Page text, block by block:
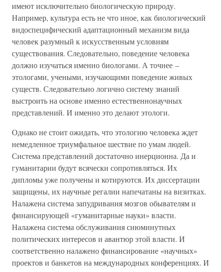
имеют исключительно биологическую природу.
Например, культура есть не что иное, как биологический
видоспецифический адаптационный механизм вида
человек разумный к искусственным условиям
существования. Следовательно, поведение человека
должно изучаться именно биологами. А точнее –
этологами, учеными, изучающими поведение живых
существ. Следовательно логично систему знаний
выстроить на основе именно естественнонаучных
представлений. И именно это делают этологи.
Однако не стоит ожидать, что этологию человека ждет
немедленное триумфальное шествие по умам людей.
Система представлений достаточно инерционна. Да и
гуманитарии будут всячески сопротивляться. Их
дипломы уже получены и котируются. Их диссертации
защищены, их научные регалии напечатаны на визитках.
Налажена система запудривания мозгов обывателям и
финансирующей «гуманитарные науки» власти.
Налажена система обслуживания сиюминутных
политических интересов и авантюр этой власти. И
соответственно налажено финансирование «научных»
проектов и банкетов на международных конференциях. И